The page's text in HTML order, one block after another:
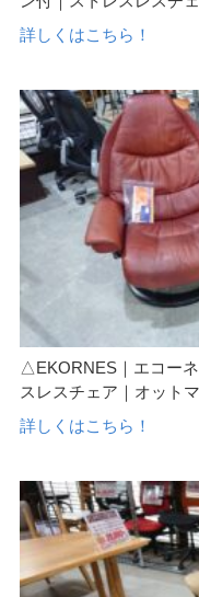
詳しくはこちら！
△EKORNES｜エコー
スレスチェア｜オット
詳しくはこちら！